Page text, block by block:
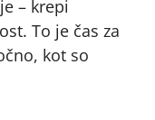
– krepi
To je čas za
kot so